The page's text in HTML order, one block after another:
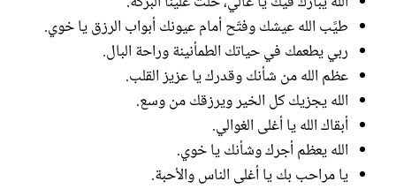
طيَّب الله عيشك وفتّح أمام عيونك أبواب الرزق يا خوي.
ربي يطعمك في حياتك الطمأنينة وراحة البال.
عظم الله من شأنك وقدرك يا عزيز القلب.
الله يجزيك كل الخير ويرزقك من وسع.
أبقاك الله يا أغلى الغوالي.
الله يعظم أجرك وشأنك يا خوي.
يا مراحب بك يا أغلى الناس والأحبة.